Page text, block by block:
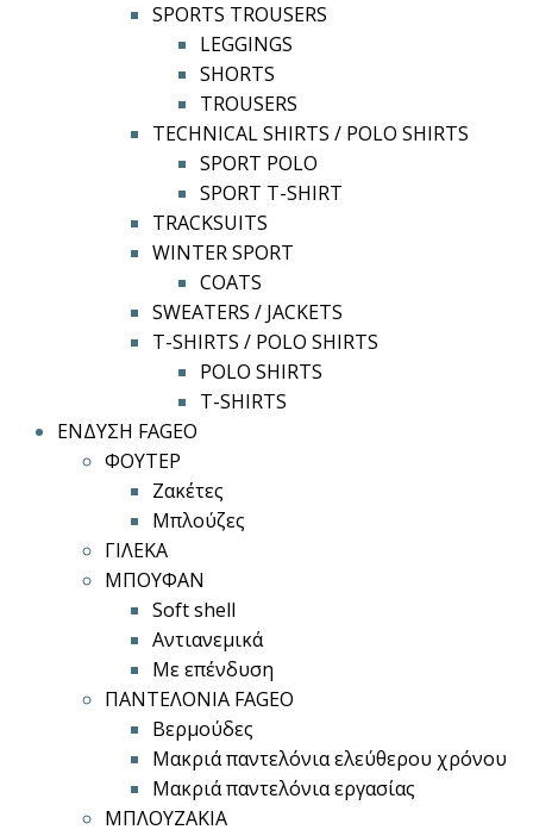
SPORTS TROUSERS
LEGGINGS
SHORTS
TROUSERS
TECHNICAL SHIRTS / POLO SHIRTS
SPORT POLO
SPORT T-SHIRT
TRACKSUITS
WINTER SPORT
COATS
SWEATERS / JACKETS
T-SHIRTS / POLO SHIRTS
POLO SHIRTS
T-SHIRTS
ΕΝΔΥΣΗ FAGEO
ΦΟΥΤΕΡ
Ζακέτες
Μπλούζες
ΓΙΛΕΚΑ
ΜΠΟΥΦΑΝ
Soft shell
Αντιανεμικά
Με επένδυση
ΠΑΝΤΕΛΟΝΙΑ FAGEO
Βερμούδες
Μακριά παντελόνια ελεύθερου χρόνου
Μακριά παντελόνια εργασίας
ΜΠΛΟΥΖΑΚΙΑ